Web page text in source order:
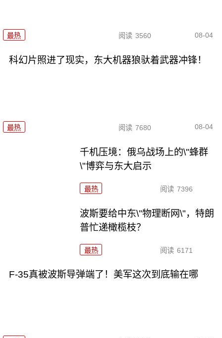
最热 阅读 3560 08-04
科幻片照进了现实，东大机器狼驮着武器冲锋！
最热 阅读 7680 08-04
千机压境：俄乌战场上的\"蜂群
\"博弈与东大启示
最热 阅读 7396
波斯要给中东\"物理断网\"，特朗
普忙递橄榄枝？
最热 阅读 6171
F-35真被波斯导弹端了！美军这次到底输在哪